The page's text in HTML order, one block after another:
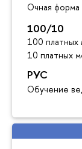
Очная форма
100/10
100 платных
10 платных
РУС
Обучение